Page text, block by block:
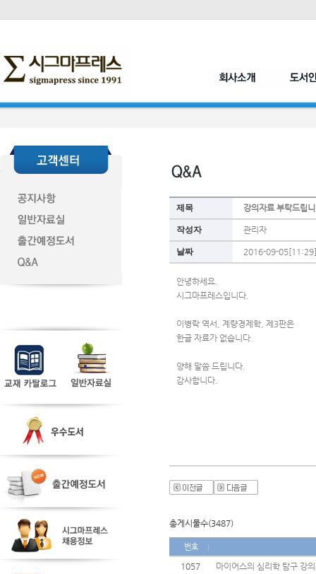
제목 강의자료 부탁드립
작성자 관리자
날짜 2016-09-05[11:29]
안녕하세요.
시그마프레스입니다.
이병락 역서, 계량경제학, 제3판은
한글 자료가 없습니다.
양해 말씀 드립니다.
감사합니다.
총게시물수(3487)
번호
1057
마이어스의 심리학 탐구 강